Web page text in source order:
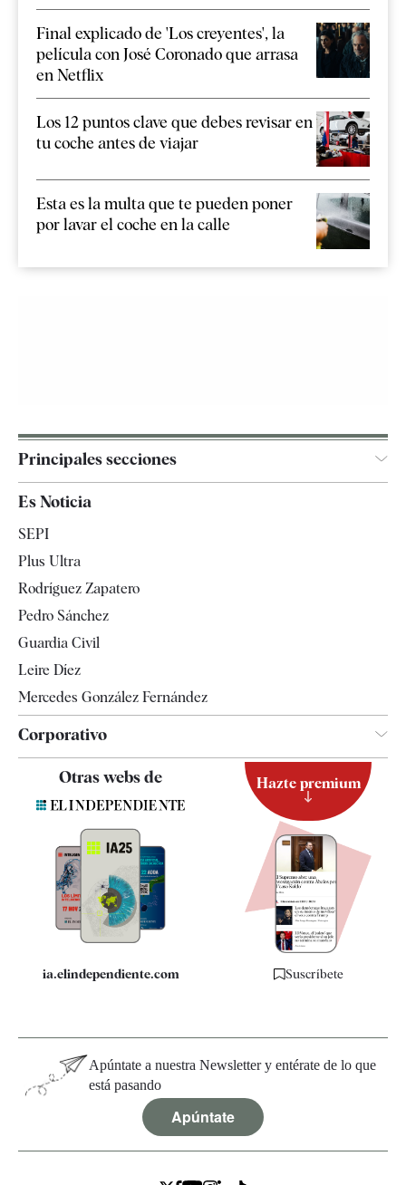
Final explicado de 'Los creyentes', la
película con José Coronado que arrasa
en Netflix
Los 12 puntos clave que debes revisar en
tu coche antes de viajar
Esta es la multa que te pueden poner
por lavar el coche en la calle
Principales secciones
Televisión
Es Noticia
SEPI
Plus Ultra
Rodríguez Zapatero
Pedro Sánchez
Guardia Civil
Leire Díez
Mercedes González Fernández
Corporativo
Quiénes somos
Especificaciones
Otras webs de
ia.elindependiente.com
Hazte premium
Suscríbete
Apúntate a nuestra Newsletter y entérate de lo que
está pasando
Apúntate